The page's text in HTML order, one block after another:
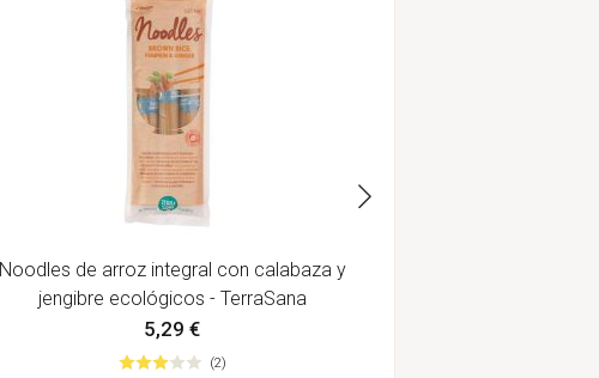
Noodles de arroz integral con calabaza y
jengibre ecológicos - TerraSana
5,29 €
(2)